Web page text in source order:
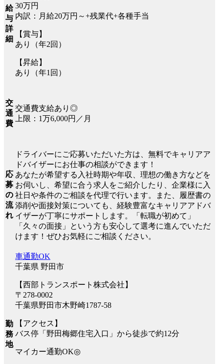
給
与
詳
細
30万円
内訳：月給20万円～+残業代+各種手当
【賞与】
あり（年2回）
【昇給】
あり（年1回）
交
通
費
交通費支給あり◎
上限：1万6,000円／月
応
募
の
流
れ
ドライバーにご応募いただいた方は、無料でキャリアア
ドバイザーにお仕事の相談ができます！
あなたが希望する入社時期や年収、理想の働き方などを
お伺いし、希望に合う求人をご紹介したり、企業様に入
社日や条件のご相談を代理で行います。また、履歴書の
添削や面接対策についても、経験豊富なキャリアアドバ
イザーが丁寧にサポートします。「転職が初めて」
「久々の面接」という方も安心して選考に進んでいただ
けます！ぜひお気軽にご相談ください。
勤
務
地
車通勤OK
千葉県 野田市
【西部トランスポート株式会社】
〒278-0002
千葉県野田市木野崎1787-58
【アクセス】
バス停「野田梅郷住宅入口」から徒歩で約12分
マイカー通勤OK◎